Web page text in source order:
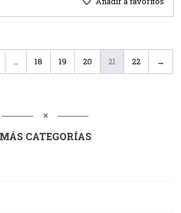
… 18 19 20 21 22 →
MÁS CATEGORÍAS